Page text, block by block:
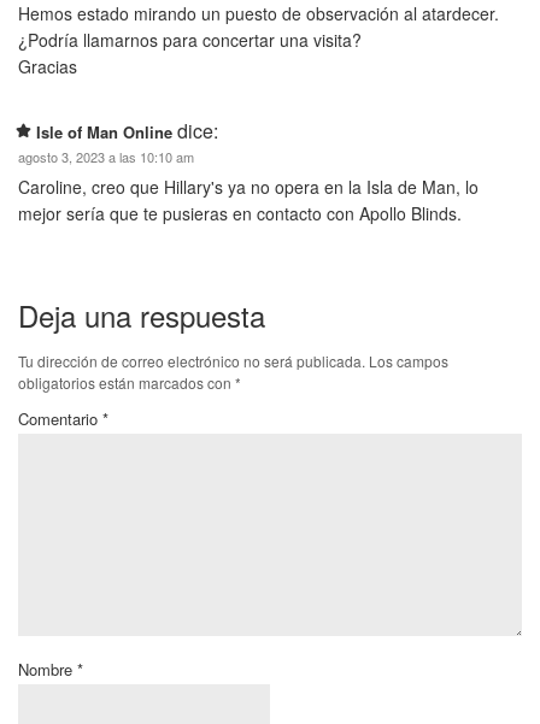
Hemos estado mirando un puesto de observación al atardecer.
¿Podría llamarnos para concertar una visita?
Gracias
Isle of Man Online dice:
agosto 3, 2023 a las 10:10 am
Caroline, creo que Hillary's ya no opera en la Isla de Man, lo
mejor sería que te pusieras en contacto con Apollo Blinds.
Deja una respuesta
Tu dirección de correo electrónico no será publicada. Los campos
obligatorios están marcados con *
Comentario *
Nombre *